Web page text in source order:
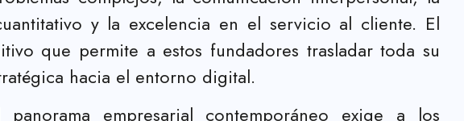
y la excelencia en el servicio al cliente. El
que permite a estos fundadores trasladar toda su
hacia el entorno digital.
empresarial contemporáneo exige a los